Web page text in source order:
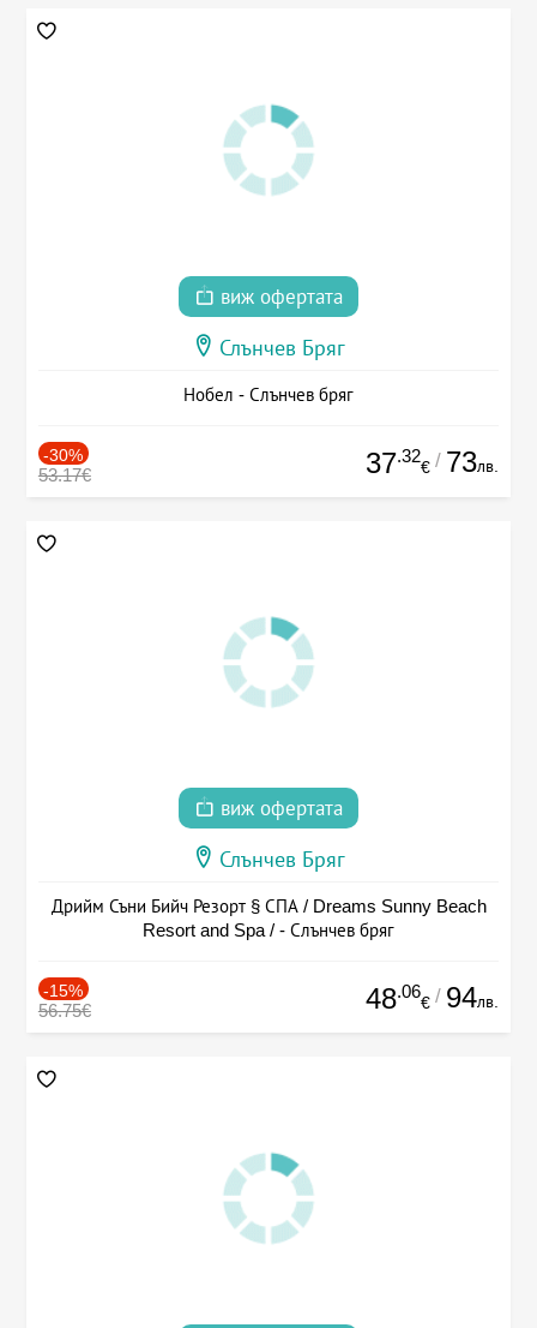
виж офертата
Слънчев Бряг
Нобел - Слънчев бряг
-30%
53.17€ 37.32
€ / 73лв.
виж офертата
Слънчев Бряг
Дрийм Съни Бийч Резорт § СПА / Dreams Sunny Beach
Resort and Spa / - Слънчев бряг
-15%
56.75€ 48.06
€ / 94лв.